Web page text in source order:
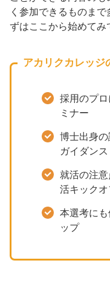
く参加できるものま
ずはここから始めてみ
アカリクカレッジ
採用のプ
ミナー
博士出身
ガイダンス
就活の注
活キック
本選考に
ップ